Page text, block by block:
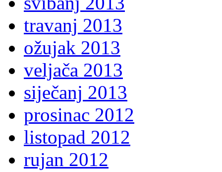
travanj 2013
ožujak 2013
veljača 2013
siječanj 2013
prosinac 2012
listopad 2012
rujan 2012